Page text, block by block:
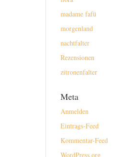
madame fafü
morgenland
nachtfalter
Rezensionen
zitronenfalter
Meta
Anmelden
Eintrags-Feed
Kommentar-Feed
WordPress.org